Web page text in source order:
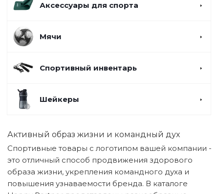
Аксессуары для спорта
Мячи
Спортивный инвентарь
Шейкеры
Активный образ жизни и командный дух
Спортивные товары с логотипом вашей компании -
это отличный способ продвижения здорового
образа жизни, укрепления командного духа и
повышения узнаваемости бренда. В каталоге